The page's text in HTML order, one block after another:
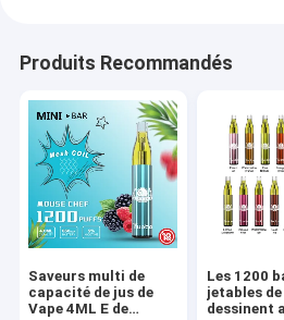
Produits Recommandés
Saveurs multi de
capacité de jus de
Vape 4ML E de
Les 1200
jetables
dessinent